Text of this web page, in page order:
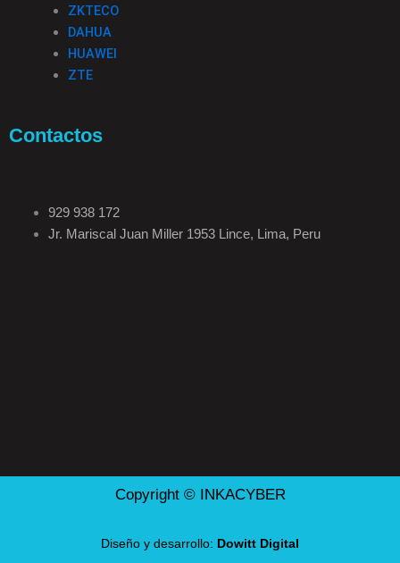
ZKTECO
DAHUA
HUAWEI
ZTE
Contactos
929 938 172
Jr. Mariscal Juan Miller 1953 Lince, Lima, Peru
Copyright © INKACYBER
Diseño y desarrollo: Dowitt Digital